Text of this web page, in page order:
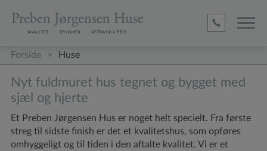
Forside > Huse
Nyt fuldmuret hus tegnet og bygget med
sjæl og hjerte
Et Preben Jørgensen Hus er noget helt specielt. Fra første
streg til sidste finish er det et kvalitetshus, som opføres
omhyggeligt og til tiden i den aftalte kvalitet. Vi er et
(required)
(required)
(required)